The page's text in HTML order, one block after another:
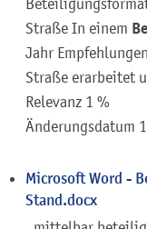
Straße In einem
Jahr
Straße erarbeitet
Relevanz 1 %
Änderungsdatum
Microsoft Word -
Stand.docx